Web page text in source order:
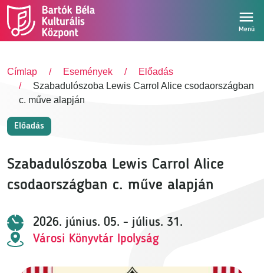
Ugrás a tartalomra
Menü
Címlap Események
Előadás
Szabadulószoba Lewis Carrol Alice csodaországban
c. műve alapján
Előadás
Szabadulószoba Lewis Carrol Alice
csodaországban c. műve alapján
2026. június. 05. - július. 31.
Városi Könyvtár Ipolyság